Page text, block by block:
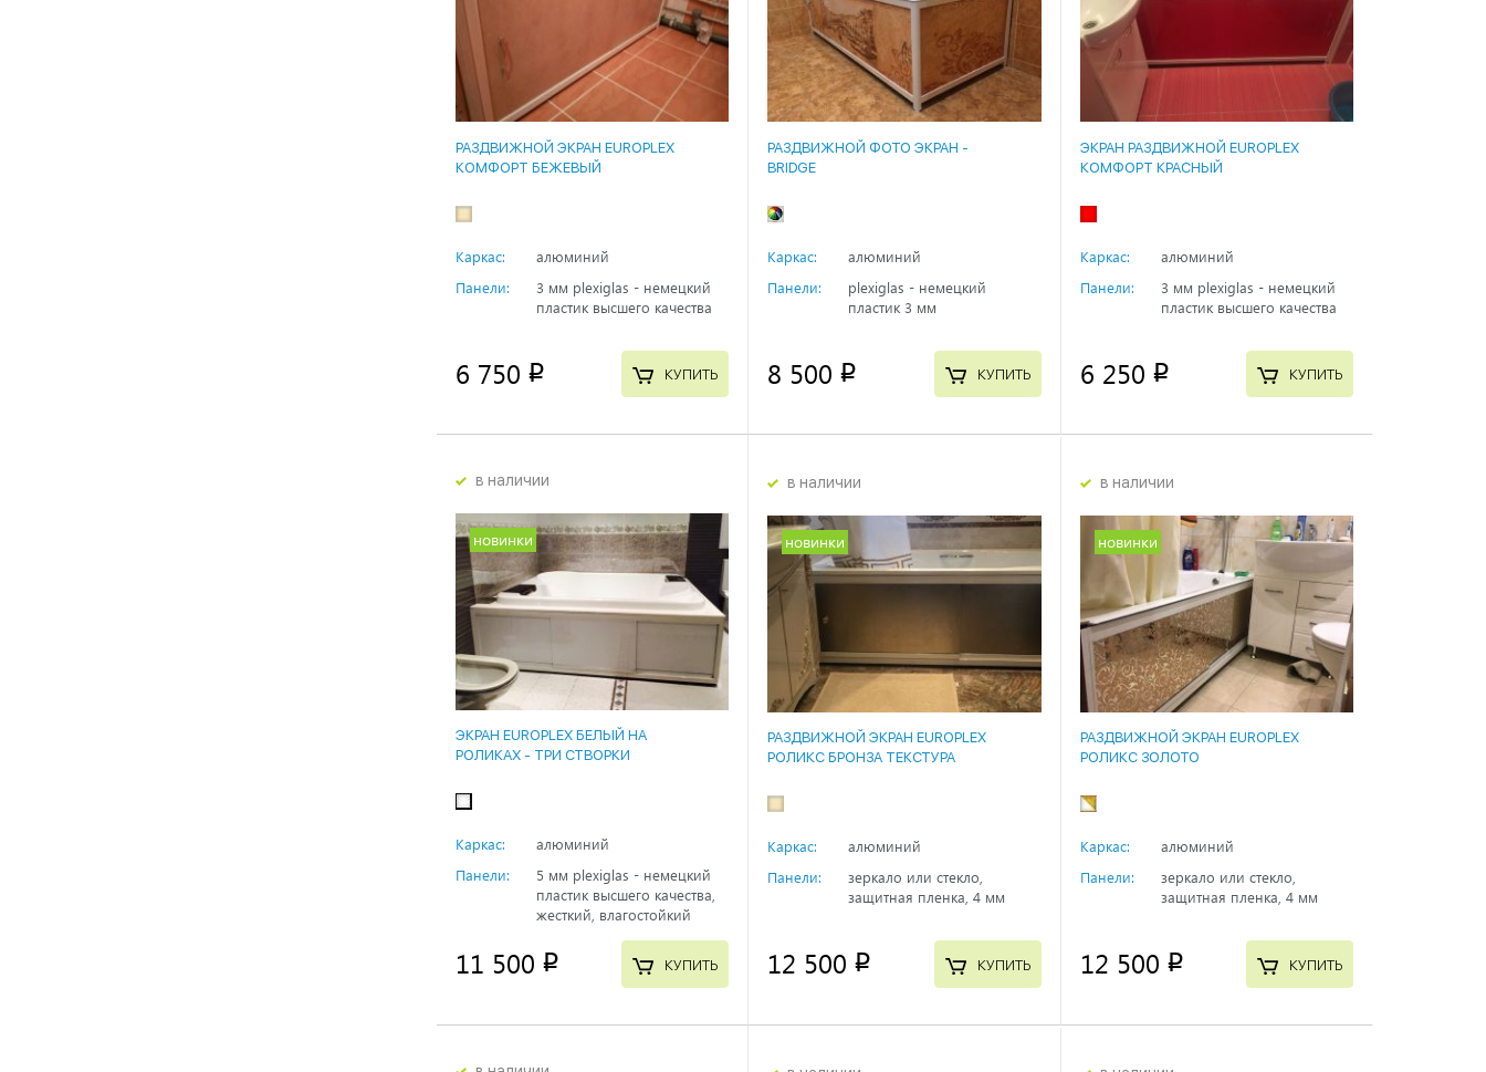
РАЗДВИЖНОЙ ЭКРАН EUROPLEX
КОМФОРТ БЕЖЕВЫЙ
Каркас:
алюминий
Панели:
3 мм plexiglas - немецкий
пластик высшего качества
6 750 p КУПИТЬ
РАЗДВИЖНОЙ ФОТО ЭКРАН -
BRIDGE
Каркас:
алюминий
Панели:
plexiglas - немецкий
пластик 3 мм
8 500 p КУПИТЬ
ЭКРАН РАЗДВИЖНОЙ EUROPLEX
КОМФОРТ КРАСНЫЙ
Каркас:
алюминий
Панели:
3 мм plexiglas - немецкий
пластик высшего качества
6 250 p КУПИТЬ
в наличии
новинки
ЭКРАН EUROPLEX БЕЛЫЙ НА
РОЛИКАХ - ТРИ СТВОРКИ
Каркас:
алюминий
Панели:
5 мм plexiglas - немецкий
пластик высшего качества,
жесткий, влагостойкий
11 500 p КУПИТЬ
в наличии
новинки
РАЗДВИЖНОЙ ЭКРАН EUROPLEX
РОЛИКС БРОНЗА ТЕКСТУРА
Каркас:
алюминий
Панели:
зеркало или стекло,
защитная пленка, 4 мм
12 500 p КУПИТЬ
в наличии
новинки
РАЗДВИЖНОЙ ЭКРАН EUROPLEX
РОЛИКС ЗОЛОТО
Каркас:
алюминий
Панели:
зеркало или стекло,
защитная пленка, 4 мм
12 500 p КУПИТЬ